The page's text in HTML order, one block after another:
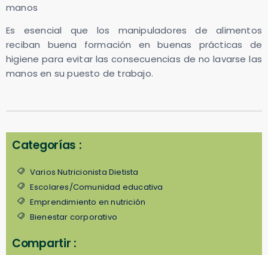
manos
Es esencial que los manipuladores de alimentos
reciban buena formación en buenas prácticas de
higiene para evitar las consecuencias de no lavarse las
manos en su puesto de trabajo.
Categorías :
Varios Nutricionista Dietista
Escolares/Comunidad educativa
Emprendimiento en nutrición
Bienestar corporativo
Compartir :